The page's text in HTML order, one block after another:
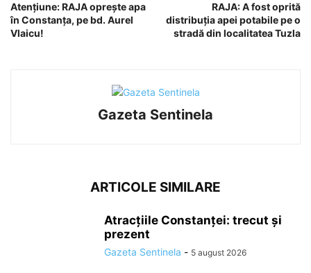
Atențiune: RAJA oprește apa
în Constanţa, pe bd. Aurel
Vlaicu!
RAJA: A fost oprită
distribuţia apei potabile pe o
stradă din localitatea Tuzla
Gazeta Sentinela
ARTICOLE SIMILARE
Atracțiile Constanței: trecut și
prezent
Gazeta Sentinela - 5 august 2026